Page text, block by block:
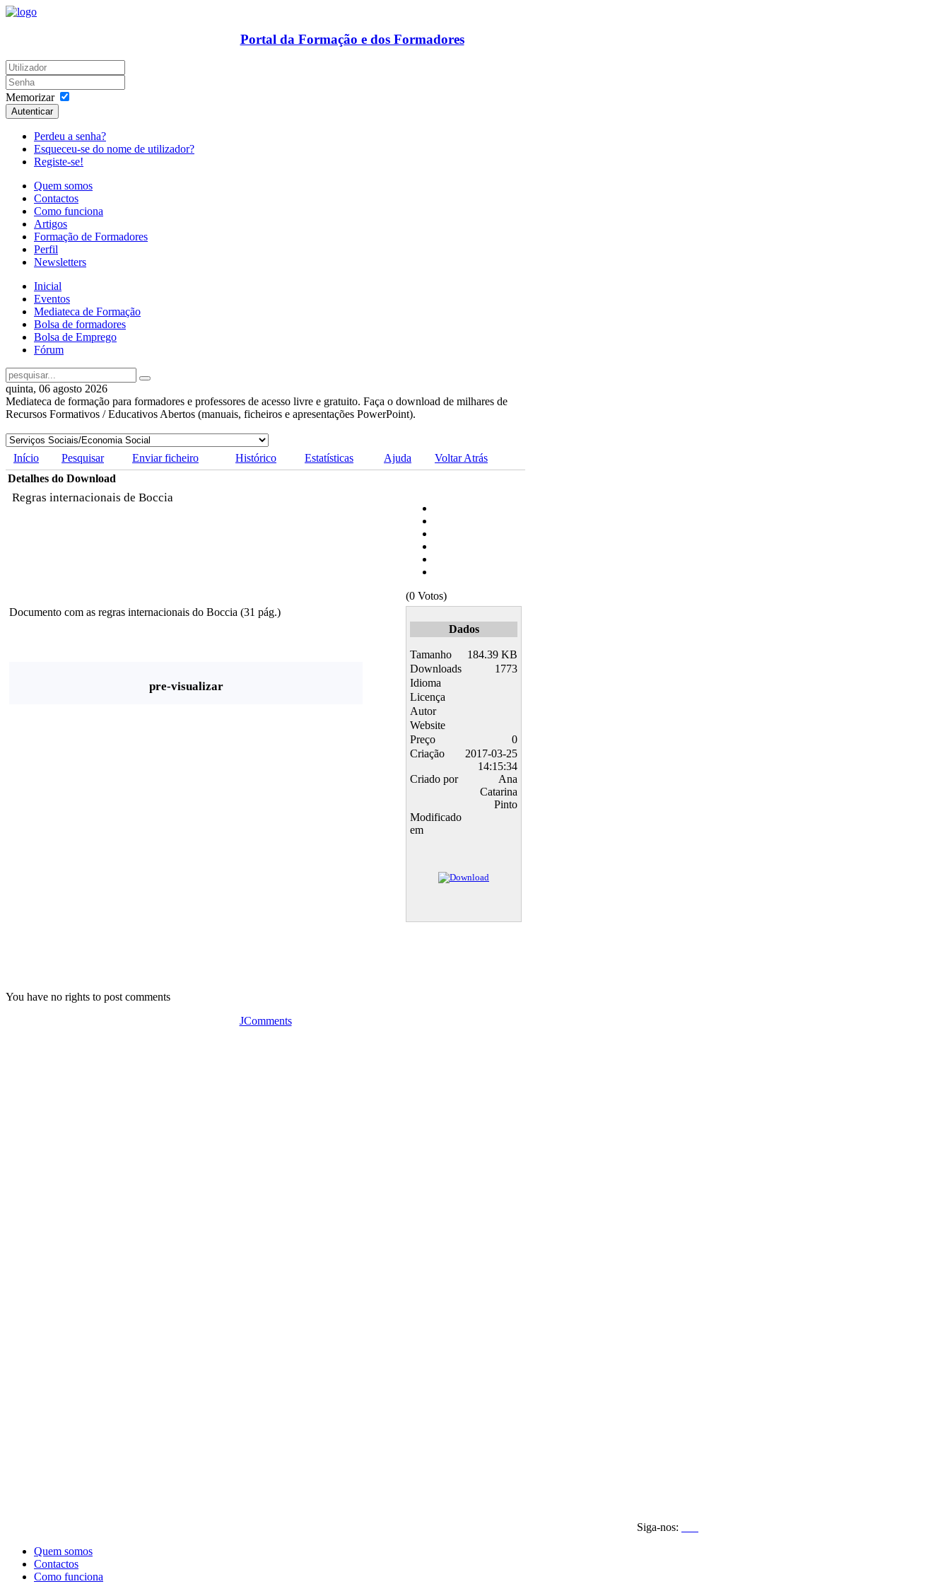
Portal da Formação e dos Formadores
Memorizar
Autenticar
Perdeu a senha?
Esqueceu-se do nome de utilizador?
Registe-se!
Quem somos
Contactos
Como funciona
Artigos
Formação de Formadores
Perfil
Newsletters
Inicial
Eventos
Mediateca de Formação
Bolsa de formadores
Bolsa de Emprego
Fórum
quinta, 06 agosto 2026
Mediateca de formação para formadores e professores de acesso livre e gratuito. Faça o download de milhares de
Recursos Formativos / Educativos Abertos (manuais, ficheiros e apresentações PowerPoint).
Início Pesquisar Enviar ficheiro Histórico Estatísticas Ajuda
Voltar Atrás
Detalhes do Download
Regras internacionais de Boccia
(0 Votos)
Documento com as regras internacionais do Boccia (31 pág.)
pre-visualizar
Dados
Tamanho
184.39 KB
Downloads
1773
Idioma
Licença
Autor
Website
Preço
0
Criação
2017-03-25
14:15:34
Criado por
Ana
Catarina
Pinto
Modificado
em
You have no rights to post comments
JComments
Siga-nos:
Quem somos
Contactos
Como funciona